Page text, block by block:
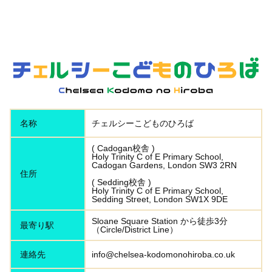
名称 チェルシーこどものひろば
住所
( Cadogan校舎 )
Holy Trinity C of E Primary School,
Cadogan Gardens, London SW3 2RN
( Sedding校舎 )
Holy Trinity C of E Primary School,
Sedding Street, London SW1X 9DE
最寄り駅
Sloane Square Station から徒歩3分 ​
（Circle/District Line）
連絡先 info@chelsea-kodomonohiroba.co.uk